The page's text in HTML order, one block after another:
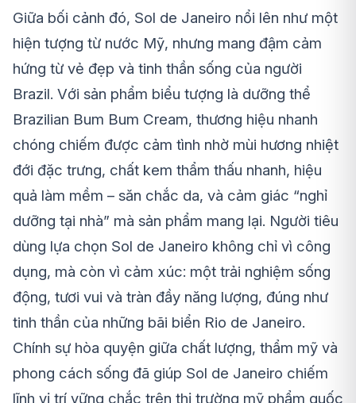
Giữa bối cảnh đó, Sol de Janeiro nổi lên như một
hiện tượng từ nước Mỹ, nhưng mang đậm cảm
hứng từ vẻ đẹp và tinh thần sống của người
Brazil. Với sản phẩm biểu tượng là dưỡng thể
Brazilian Bum Bum Cream, thương hiệu nhanh
chóng chiếm được cảm tình nhờ mùi hương nhiệt
đới đặc trưng, chất kem thẩm thấu nhanh, hiệu
quả làm mềm – săn chắc da, và cảm giác “nghỉ
dưỡng tại nhà” mà sản phẩm mang lại. Người tiêu
dùng lựa chọn Sol de Janeiro không chỉ vì công
dụng, mà còn vì cảm xúc: một trải nghiệm sống
động, tươi vui và tràn đầy năng lượng, đúng như
tinh thần của những bãi biển Rio de Janeiro.
Chính sự hòa quyện giữa chất lượng, thẩm mỹ và
phong cách sống đã giúp Sol de Janeiro chiếm
lĩnh vị trí vững chắc trên thị trường mỹ phẩm quốc